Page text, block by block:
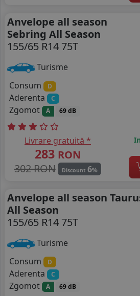
Anvelope all season
Sebring All Season
155/65 R14 75T
Turisme
Consum
D
Aderenta C
Zgomot A 69 dB
Livrare gratuită *
283 RON
302 RON
Discount 6%
Anvelope all season
All Season
155/65 R14 75T
Turisme
Consum
D
Aderenta C
Zgomot A 69 dB